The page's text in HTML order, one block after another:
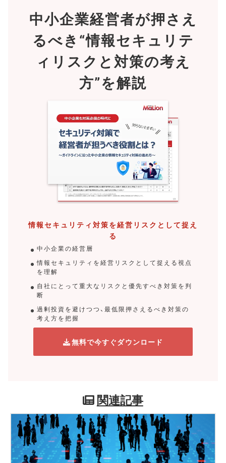
中小企業経営者が押さえ
るべき“情報セキュリテ
ィリスクと対策の考え
方”を解説
情報セキュリティ対策を経営リスクとして捉え
る
中小企業の経営層
情報セキュリティを経営リスクとして捉える視点
を理解
自社にとって重大なリスクと優先すべき対策を判
断
過剰投資を避けつつ、最低限押さえるべき対策の
考え方を把握
無料で今すぐダウンロード
関連記事